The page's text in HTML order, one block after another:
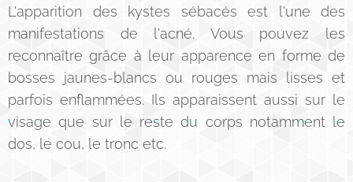
L'apparition des kystes sébacés est l'une des
manifestations de l'acné. Vous pouvez les
reconnaître grâce à leur apparence en forme de
bosses jaunes-blancs ou rouges mais lisses et
parfois enflammées. Ils apparaissent aussi sur le
visage que sur le reste du corps notamment le
dos, le cou, le tronc etc.